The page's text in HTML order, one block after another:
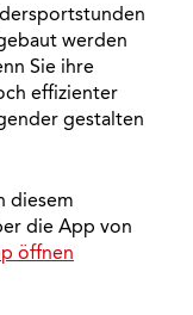
werden
Sie ihre
effizienter
gestalten
diesem
die App von
öffnen